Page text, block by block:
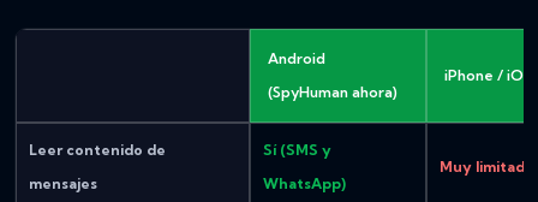
Android
(SpyHuman ahora)
iPhone / iOS
Leer contenido de
mensajes
Sí (SMS y
WhatsApp)
Muy limitado